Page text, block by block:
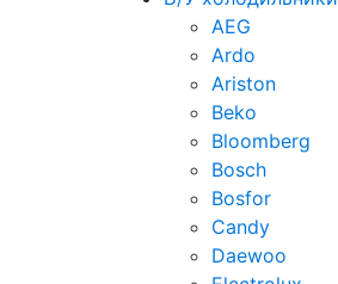
AEG
Ardo
Ariston
Beko
Bloomberg
Bosch
Bosfor
Candy
Daewoo